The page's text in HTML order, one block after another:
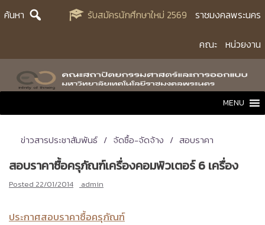
Skipค้นหา รับสมัครนักศึกษาใหม่ 2569 ราชมงคลพระนคร
คณะ หน่วยงาน
MENU
ข่าวสารประชาสัมพันธ์ จัดซื้อ-จัดจ้าง สอบราคา
สอบราคาซื้อครุภัณฑ์เครื่องคอมพิวเตอร์ 6 เครื่อง
Posted 22/01/2014 admin
ประกาศสอบราคาซื้อครุภัณฑ์